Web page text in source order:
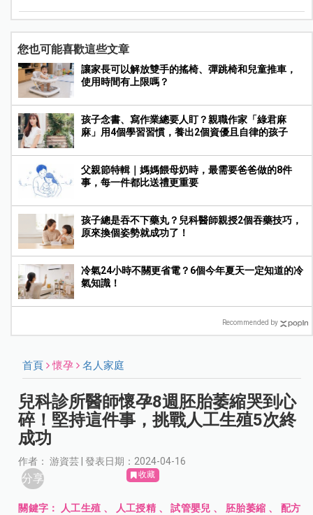
您也可能喜歡這些文章
讓家長可以解放雙手的搖椅、彈跳椅和兒童推車，
使用時間有上限嗎？
孩子念書、寫作業總要人盯？親職作家「綠君麻
麻」用4個學習習慣，養出2個資優且自律的孩子
父親節特輯｜媽媽餵母奶時，最需要爸爸做的8件
事，每一件都比送禮更重要
孩子總是吞不下藥丸？兒科醫師親授2個吞藥技巧，
原來換個姿勢就成功了！
冷氣24小時不關更省電？6個今年夏天一定知道的冷
氣知識！
Recommended by
首頁 懷孕 名人家庭
兒科診所醫師懷孕8週胚胎萎縮哭到心
碎！堅持這件事，挑戰人工生殖5次終
成功
作者： 游資芸 | 發表日期：2024-04-16
分享 收藏
關鍵字： 人工生殖 、 人工授精 、試管嬰兒 、 胚胎萎縮 、 配方